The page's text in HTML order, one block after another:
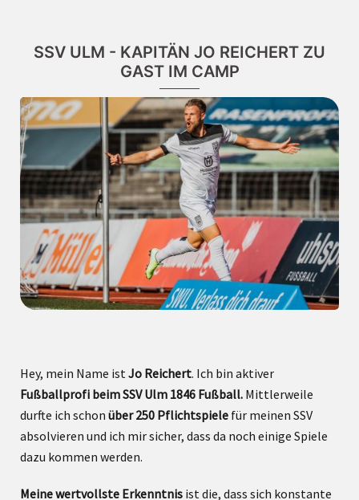
SSV ULM - KAPITÄN JO REICHERT ZU
GAST IM CAMP
Hey, mein Name istJo Reichert. Ich bin aktiver
Fußballprofi beim SSV Ulm 1846 Fußball. Mittlerweile
durfte ich schon über 250 Pflichtspiele für meinen SSV
absolvieren und ich mir sicher, dass da noch einige Spiele
dazu kommen werden.
Meine wertvollste Erkenntnis ist die, dass sich konstante